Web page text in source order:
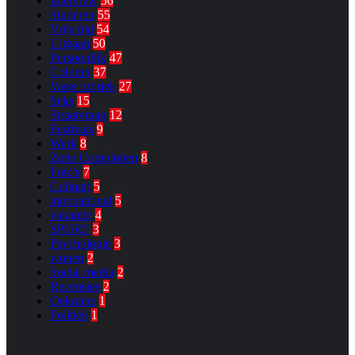
Studeren 55
Vrije tijd 54
Uitgaan 50
Persoonlijk 47
Column 37
Vaste rubriek 27
Seks 15
Straatvraag 12
Festivals 9
Werk 8
Zotte Complotten 8
Foto's 7
Culinair 5
international 5
vakantie 4
SPORT 3
Psychologie 3
wonen 2
Social media 2
Recensies 2
Oekraïne 1
Politiek 1